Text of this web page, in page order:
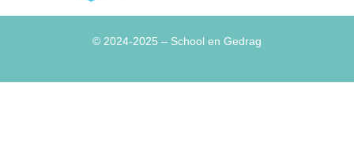
© 2024-2025 – School en Gedrag